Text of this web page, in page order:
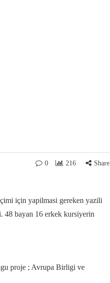
0 216 Share
için yapilmasi gereken yazili
48 bayan 16 erkek kursiyerin
proje ; Avrupa Birligi ve